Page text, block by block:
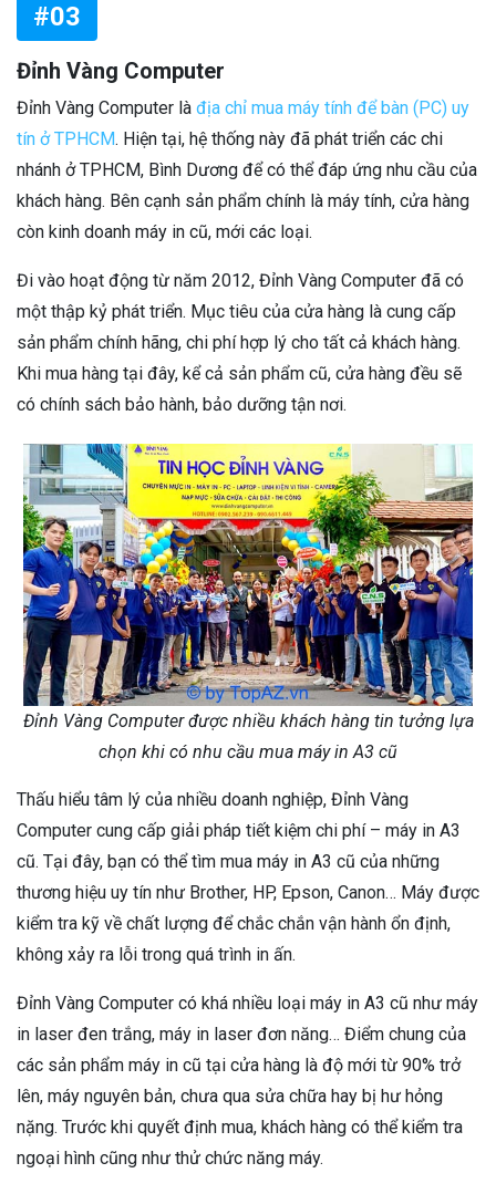
#03
Đỉnh Vàng Computer
Đỉnh Vàng Computer là địa chỉ mua máy tính để bàn (PC) uy
tín ở TPHCM. Hiện tại, hệ thống này đã phát triển các chi
nhánh ở TPHCM, Bình Dương để có thể đáp ứng nhu cầu của
khách hàng. Bên cạnh sản phẩm chính là máy tính, cửa hàng
còn kinh doanh máy in cũ, mới các loại.
Đi vào hoạt động từ năm 2012, Đỉnh Vàng Computer đã có
một thập kỷ phát triển. Mục tiêu của cửa hàng là cung cấp
sản phẩm chính hãng, chi phí hợp lý cho tất cả khách hàng.
Khi mua hàng tại đây, kể cả sản phẩm cũ, cửa hàng đều sẽ
có chính sách bảo hành, bảo dưỡng tận nơi.
Đỉnh Vàng Computer được nhiều khách hàng tin tưởng lựa
chọn khi có nhu cầu mua máy in A3 cũ
Thấu hiểu tâm lý của nhiều doanh nghiệp, Đỉnh Vàng
Computer cung cấp giải pháp tiết kiệm chi phí – máy in A3
cũ. Tại đây, bạn có thể tìm mua máy in A3 cũ của những
thương hiệu uy tín như Brother, HP, Epson, Canon… Máy được
kiểm tra kỹ về chất lượng để chắc chắn vận hành ổn định,
không xảy ra lỗi trong quá trình in ấn.
Đỉnh Vàng Computer có khá nhiều loại máy in A3 cũ như máy
in laser đen trắng, máy in laser đơn năng… Điểm chung của
các sản phẩm máy in cũ tại cửa hàng là độ mới từ 90% trở
lên, máy nguyên bản, chưa qua sửa chữa hay bị hư hỏng
nặng. Trước khi quyết định mua, khách hàng có thể kiểm tra
ngoại hình cũng như thử chức năng máy.